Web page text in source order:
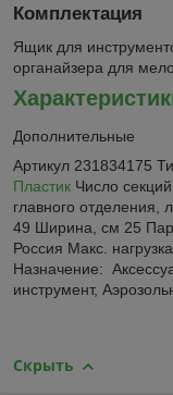
Комплектация
Ящик для
органайзера для
Дополнительные
Артикул 231834175
Пластик Число
главного
49 Ширина, см 25
Россия Макс.
Назначение:
инструмент,
Скрыть